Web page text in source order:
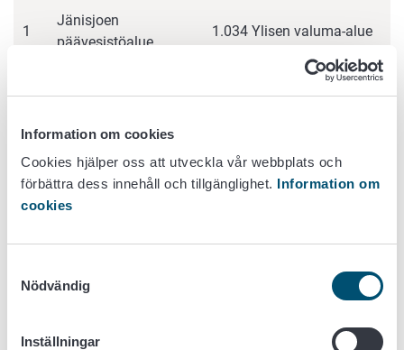
Information om cookies
Cookies hjälper oss att utveckla vår webbplats och
förbättra dess innehåll och tillgänglighet. Information om
cookies
Nödvändig
Inställningar
1
Jänisjoen
päävesistöalue
1.034 Ylisen valuma-alue
päävesistöalue
3
4 4.263 Sorsaveden alue